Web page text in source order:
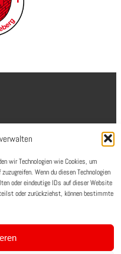
wir Technologien wie Cookies, um
Wenn du diesen Technologien
oder eindeutige IDs auf dieser Website
oder zurückziehst, können bestimmte
115 / 143 /